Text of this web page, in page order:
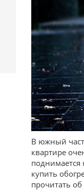
В южный
квартире
поднимается
купить
прочитать